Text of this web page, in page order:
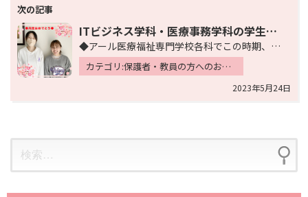
シ
ョ
ン
ITビジネス学科・医療事務学科の学生が早期に就職内定！
◆アール医療福祉専門学校各科でこの時期、早くも就職内定が決まってきました！学生本人、そして教員が力を…
カテゴリ:保護者・教員の方へのお知らせ 入学希望の方へのお知らせ 新着情報
2023年5月24日